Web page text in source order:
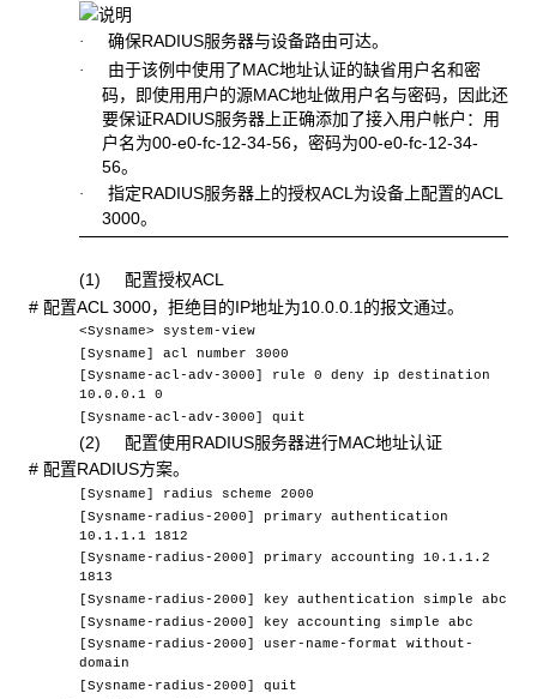
· 确保RADIUS服务器与设备路由可达。
· 由于该例中使用了MAC地址认证的缺省用户名和密
码，即使用用户的源MAC地址做用户名与密码，因此还
要保证RADIUS服务器上正确添加了接入用户帐户：用
户名为00-e0-fc-12-34-56，密码为00-e0-fc-12-34-
56。
· 指定RADIUS服务器上的授权ACL为设备上配置的ACL
3000。
(1) 配置授权ACL
# 配置ACL 3000，拒绝目的IP地址为10.0.0.1的报文通过。
<Sysname> system-view
[Sysname] acl number 3000
[Sysname-acl-adv-3000] rule 0 deny ip destination
10.0.0.1 0
[Sysname-acl-adv-3000] quit
(2) 配置使用RADIUS服务器进行MAC地址认证
# 配置RADIUS方案。
[Sysname] radius scheme 2000
[Sysname-radius-2000] primary authentication
10.1.1.1 1812
[Sysname-radius-2000] primary accounting 10.1.1.2
1813
[Sysname-radius-2000] key authentication simple abc
[Sysname-radius-2000] key accounting simple abc
[Sysname-radius-2000] user-name-format without-
domain
[Sysname-radius-2000] quit